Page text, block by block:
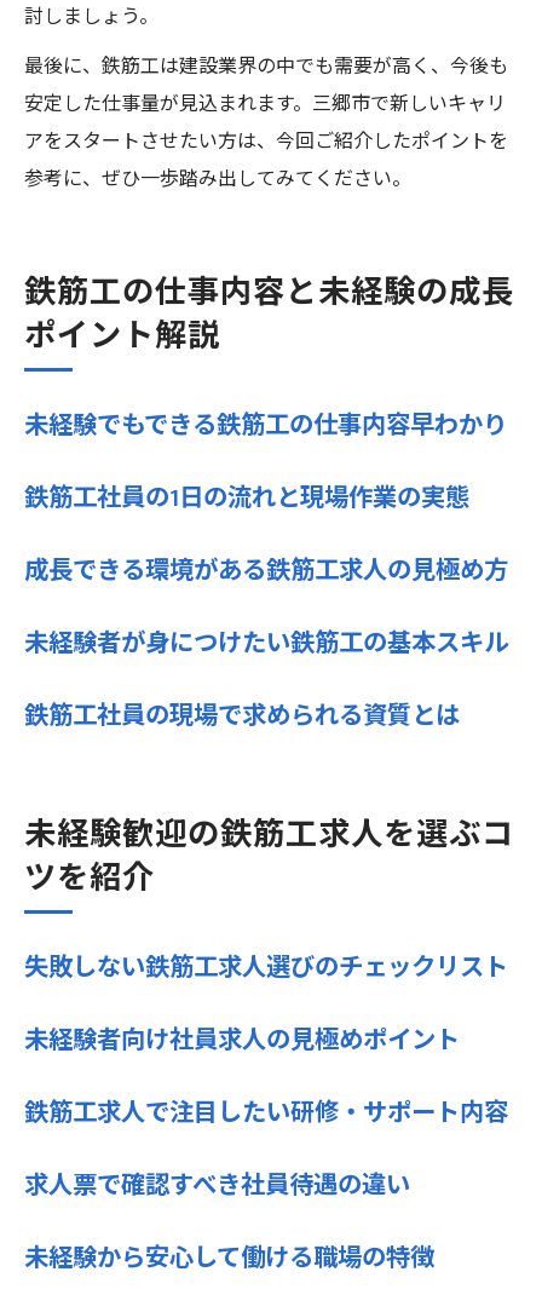
討しましょう。
最後に、鉄筋工は建設業界の中でも需要が高く、今後も
安定した仕事量が見込まれます。三郷市で新しいキャリ
アをスタートさせたい方は、今回ご紹介したポイントを
参考に、ぜひ一歩踏み出してみてください。
鉄筋工の仕事内容と未経験の成長
ポイント解説
未経験でもできる鉄筋工の仕事内容早わかり
鉄筋工社員の1日の流れと現場作業の実態
成長できる環境がある鉄筋工求人の見極め方
未経験者が身につけたい鉄筋工の基本スキル
鉄筋工社員の現場で求められる資質とは
未経験歓迎の鉄筋工求人を選ぶコ
ツを紹介
失敗しない鉄筋工求人選びのチェックリスト
未経験者向け社員求人の見極めポイント
鉄筋工求人で注目したい研修・サポート内容
求人票で確認すべき社員待遇の違い
未経験から安心して働ける職場の特徴